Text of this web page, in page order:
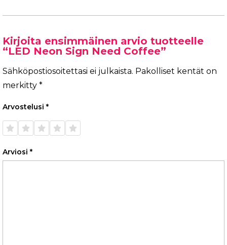
Kirjoita ensimmäinen arvio tuotteelle
“LED Neon Sign Need Coffee”
Sähköpostiosoitettasi ei julkaista. Pakolliset kentät on
merkitty *
Arvostelusi *
1/5
tähteä
2/5
tähteä
3/5
tähteä
4/5
tähteä
5/5
tähteä
Arviosi *